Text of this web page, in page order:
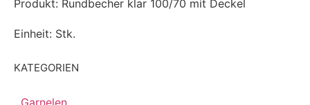
KATEGORIEN
Garnelen
Produkt: Rundbecher klar 100/70 mit Deckel
Einheit: Stk.